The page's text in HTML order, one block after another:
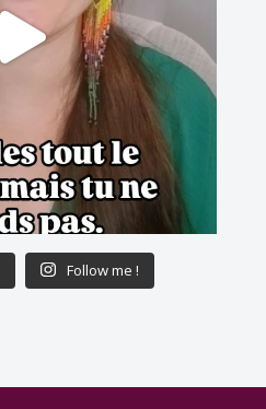
Follow me !